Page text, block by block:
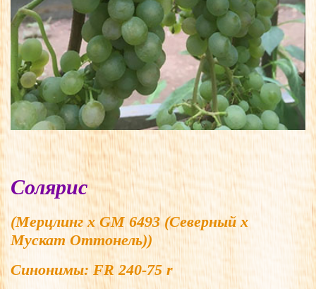
Солярис
(Мерцлинг x GM 6493 (Северный x
Мускат Оттонель))
Синонимы: FR 240-75 r